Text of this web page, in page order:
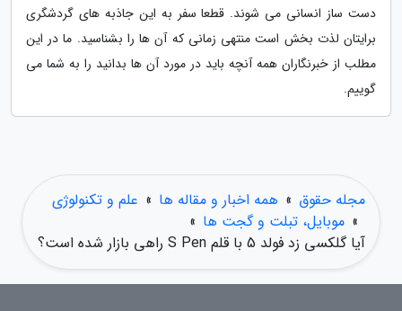
دست ساز انسانی می شوند. قطعا سفر به این جاذبه های گردشگری
برایتان لذت بخش است منتهی زمانی که آن ها را بشناسید. ما در این
مطلب از خبرنگاران همه آنچه باید در مورد آن ها بدانید را به شما می
گوییم.
مجله حقوق » همه اخبار و مقاله ها » علم و تکنولوژی
» موبایل، تبلت و گجت ها »
آیا گلکسی زد فولد 5 با قلم S Pen راهی بازار شده است؟